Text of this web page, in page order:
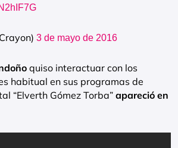
3 de mayo de 2016
quiso interactuar con los
habitual en sus programas de
“Elverth Gómez Torba” apareció en